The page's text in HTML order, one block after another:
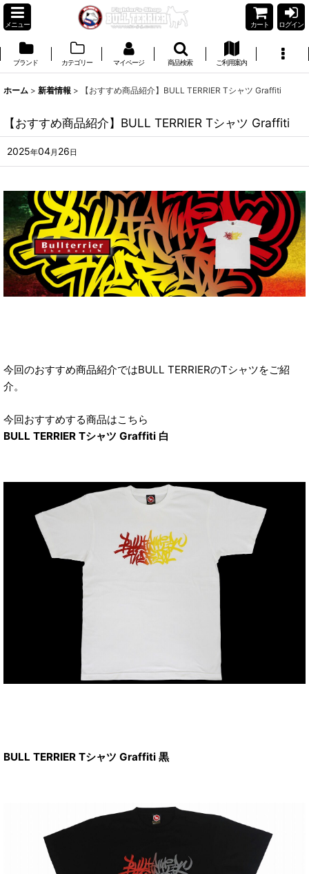
メニュー カート ログイン
ブランド カテゴリー マイページ 商品検索 ご利用案内
ホーム > 新着情報 > 【おすすめ商品紹介】BULL TERRIER Tシャツ Graffiti
【おすすめ商品紹介】BULL TERRIER Tシャツ Graffiti
2025年04月 26日
今回のおすすめ商品紹介ではBULL TERRIERのTシャツをご紹
介。
今回おすすめする商品はこちら
BULL TERRIER Tシャツ Graffiti 白
BULL TERRIER Tシャツ Graffiti 黒